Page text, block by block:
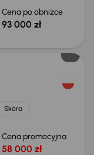
Cena po obniżce
93 000 zł
Skóra
Cena promocyjna
58 000 zł